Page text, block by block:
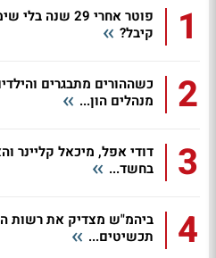
1
קיבל?
2
כשההורים מתבגרים
מנהלים הון...
3
דודי אפל, מיכאל קליינר
בחשד...
4
ביהמ"ש מצדיק את רשות
תכשיטים...